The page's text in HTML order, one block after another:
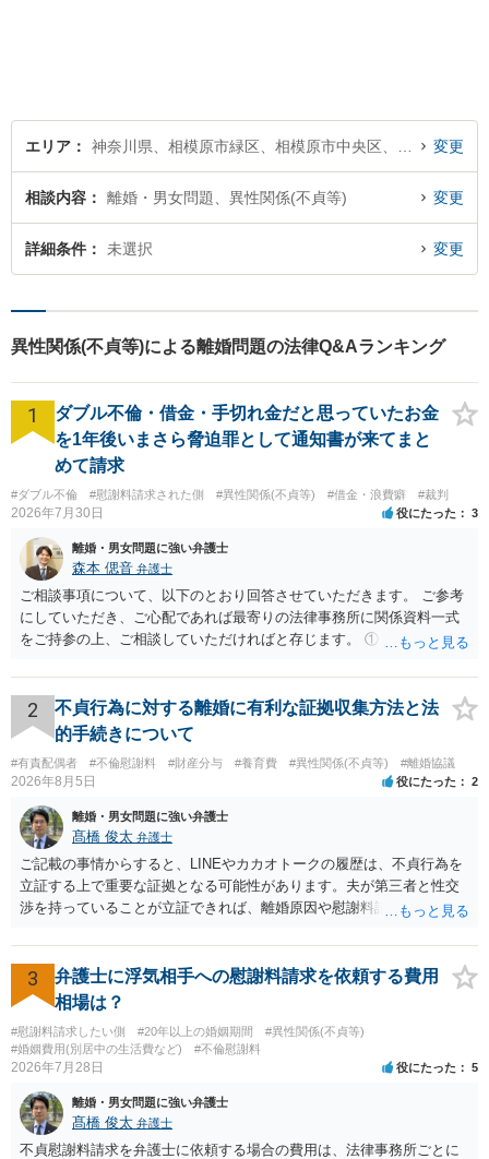
エリア 変更
相談内容 離婚・男女問題、異性関係(不貞等) 変更
詳細条件 未選択 変更
異性関係(不貞等)による離婚問題の法律Q&Aランキング
1
ダブル不倫・借金・手切れ金だと思っていたお金
を1年後いまさら脅迫罪として通知書が来てまと
めて請求
#ダブル不倫 #慰謝料請求された側 #異性関係(不貞等) #借金・浪費癖 #裁判
2026年7月30日 役にたった 3
離婚・男女問題に強い弁護士
森本 偲音 弁護士
ご相談事項について、以下のとおり回答させていただきます。 ご参考
にしていただき、ご心配であれば最寄りの法律事務所に関係資料一式
をご持参の上、ご相談していただければと存じます。 ① このLINEの
される可能性はあるのか ⇒LINEを含む１００万円の貸付に至るまでの
やり取り等の経緯、誓約書の内容等を踏まえて、関係を清算するため
の 金銭であったと評価される可能性はあると考えます。 ② 「今後一
切関与しないなら100万円振り込む」というLINEや誓約書は、裁判上
どの程度証拠価値があるのか ⇒前後のやり取りや誓約書の具体的内容
を見ない限り、具体的な判断はできませんが、一定の証拠価値はある
と考えます。 ③ 借用書があっても、後から100万円を貸付扱いに変更
することは認められるのか。 ⇒おそらく１００万円は不当利得（受け
取る正当な権利がないのに利益を取得した）として返還請求されてい
るものかと推察しますので、 貸金返還ではないかと存じます。 ④ 私
は現在、収入も不安定で貯金もなくリボ払い借金が既に約100万あり。
今年に再婚したが主人はお金に厳しい為、一括で220万円を支払う事は
困難 仮に裁判で敗訴した場合でも、分割払いになる可能性はあります
か。 ⇒判決となり敗訴してしまった場合は、強制執行により不動産等
の財産を差し押さえられ、そこから債権回収が図られることになりま
すが、 和解であれば柔軟な解決が可能ですので、その場合は分割払
いにより支払うことも十分可能です。 ⑤ このような事情であれば、私
は120万円のみ和解交渉を続けるべきでしょうか。 ⇒ご相談者様の認
識を前提にすれば、１００万円も含めて返済する必要はないと考えら
れるため、 120万円のみについて交渉を続けることがベターかと存じ
ます。
2
不貞行為に対する離婚に有利な証拠収集方法と法
的手続きについて
#有責配偶者 #不倫慰謝料 #財産分与 #養育費 #異性関係(不貞等) #離婚協議
2026年8月5日 役にたった 2
離婚・男女問題に強い弁護士
髙橋 俊太 弁護士
ご記載の事情からすると、LINEやカカオトークの履歴は、不貞行為を
立証する上で重要な証拠となる可能性があります。夫が第三者と性交
渉を持っていることが立証できれば、離婚原因や慰謝料請求を検討す
性的関係を継続しているのであれば、その期間や回数が分かる資料は
できるだけ保存しておくことをお勧めいたします。 他方、「夫に不貞
がある＝財産分与でも多くもらえる」「当然に親権を取得できる」と
いう関係にはありません。まず、財産分与は、基本的には夫婦が婚姻
中に形成した財産を清算する制度ですので、不貞行為の有無とは別
に、預貯金、不動産、保険、退職金等の資料を確保しておくことが重
「どのような形がお子様の利益になるか」という観点です。そのた
め、未就学のお子様について貴方が主として養育しているのであれ
ば、保育園等への送迎、食事・入浴・寝かしつけ等の日常的な育児、
3
弁護士に浮気相手への慰謝料請求を依頼する費用
相場は？
#慰謝料請求したい側 #20年以上の婚姻期間
#異性関係(不貞等)
#婚姻費用(別居中の生活費など)
#不倫慰謝料
2026年7月28日 役にたった 5
離婚・男女問題に強い弁護士
髙橋 俊太 弁護士
不貞慰謝料請求を弁護士に依頼する場合の費用は、法律事務所ごとに